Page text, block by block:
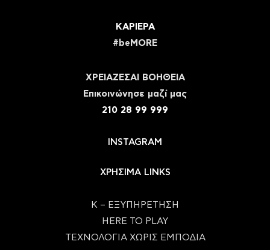
ΚΑΡΙΕΡΑ
#beMORE
ΧΡΕΙΑΖΕΣΑΙ ΒΟΗΘΕΙΑ
Eπικοινώνησε μαζί μας
210 28 99 999
INSTAGRAM
ΧΡΗΣΙΜΑ LINKS
Κ – ΕΞΥΠΗΡΕΤΗΣΗ
HERE TO PLAY
ΤΕΧΝΟΛΟΓΙΑ ΧΩΡΙΣ ΕΜΠΟΔΙΑ